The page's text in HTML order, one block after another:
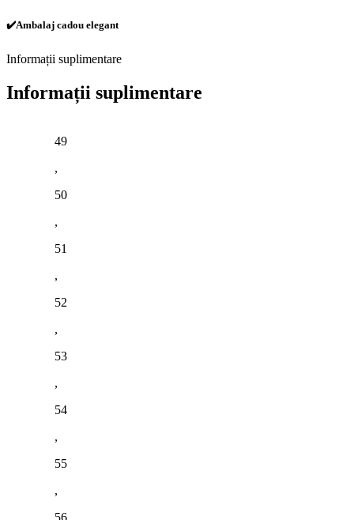
✔️Ambalaj cadou elegant
Informații suplimentare
Informații suplimentare
49
,
50
,
51
,
52
,
53
,
54
,
55
,
56